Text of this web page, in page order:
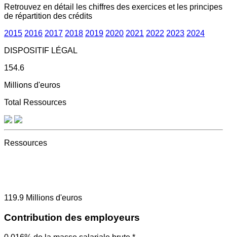
Retrouvez en détail les chiffres des exercices et les principes
de répartition des crédits
2015 2016 2017 2018 2019 2020 2021 2022 2023 2024
DISPOSITIF LÉGAL
154.6
Millions d'euros
Total Ressources
Ressources
119.9 Millions d'euros
Contribution des employeurs